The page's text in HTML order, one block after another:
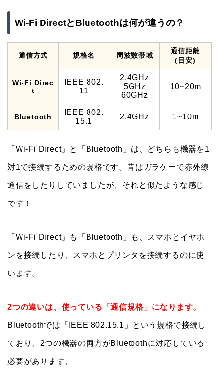
Wi-Fi DirectとBluetoothは何が違うの？
通信方式 規格名 周波数帯域
通信距離
(目安)
Wi-Fi Direc
t
IEEE 802.
11
2.4GHz
5GHz
60GHz
10~20m
Bluetooth
IEEE 802.
15.1
2.4GHz 1~10m
「Wi-Fi Direct」と「Bluetooth」は、どちらも機器を1
対1で接続するための規格です。昔はガラケーで赤外線
通信をしたりしていましたが、それと似たような感じ
です！
「Wi-Fi Direct」も「Bluetooth」も、スマホとイヤホ
ンを接続したり、スマホとプリンタを接続するのに使
います。
2つの違いは、使っている「通信規格」になります。
Bluetoothでは「IEEE 802.15.1」という規格で接続し
ており、2つの機器の両方がBluetoothに対応している
必要があります。